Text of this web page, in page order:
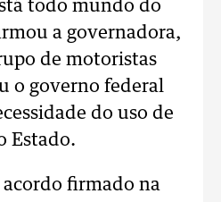
todo mundo do
a governadora,
de motoristas
o governo federal
do uso de
Estado.
firmado na